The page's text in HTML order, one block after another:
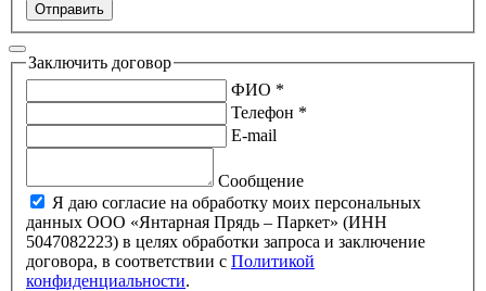
Отправить
Заключить договор
ФИО *
Телефон *
E-mail
Сообщение
Я даю согласие на обработку моих персональных
данных ООО «Янтарная Прядь – Паркет» (ИНН
5047082223) в целях обработки запроса и заключение
договора, в соответствии с Политикой
конфиденциальности.